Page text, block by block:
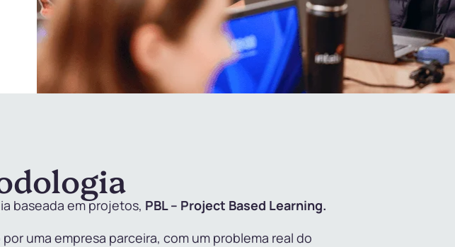
baseada em projetos, PBL – Project Based Learning.
uma empresa parceira, com um problema real do